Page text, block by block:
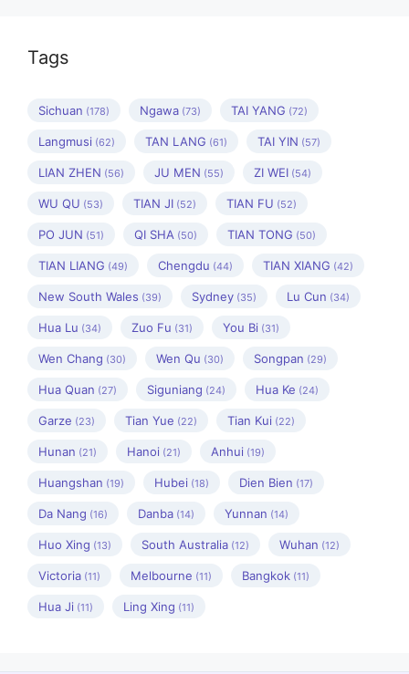
Tags
Sichuan (178) Ngawa (73) TAI YANG (72)
Langmusi (62) TAN LANG (61) TAI YIN (57)
LIAN ZHEN (56) JU MEN (55) ZI WEI (54)
WU QU (53) TIAN JI (52) TIAN FU (52)
PO JUN (51) QI SHA (50) TIAN TONG (50)
TIAN LIANG (49) Chengdu (44) TIAN XIANG (42)
New South Wales (39) Sydney (35) Lu Cun (34)
Hua Lu (34) Zuo Fu (31) You Bi (31)
Wen Chang (30) Wen Qu (30) Songpan (29)
Hua Quan (27) Siguniang (24) Hua Ke (24)
Garze (23) Tian Yue (22) Tian Kui (22)
Hunan (21) Hanoi (21) Anhui (19)
Huangshan (19) Hubei (18) Dien Bien (17)
Da Nang (16) Danba (14) Yunnan (14)
Huo Xing (13) South Australia (12) Wuhan (12)
Victoria (11) Melbourne (11) Bangkok (11)
Hua Ji (11) Ling Xing (11)